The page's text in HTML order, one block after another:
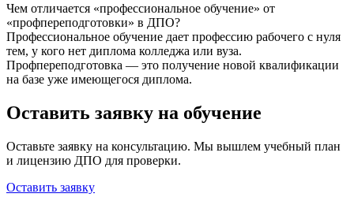
Чем отличается «профессиональное обучение» от
«профпереподготовки» в ДПО?
Профессиональное обучение дает профессию рабочего с нуля
тем, у кого нет диплома колледжа или вуза.
Профпереподготовка — это получение новой квалификации
на базе уже имеющегося диплома.
Оставить заявку на обучение
Оставьте заявку на консультацию. Мы вышлем учебный план
и лицензию ДПО для проверки.
Оставить заявку